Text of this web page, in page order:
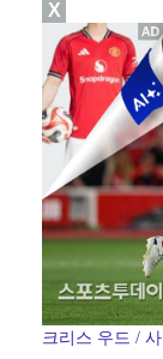
[ST
[ST
[ST포
크리스 우드 / 사
X